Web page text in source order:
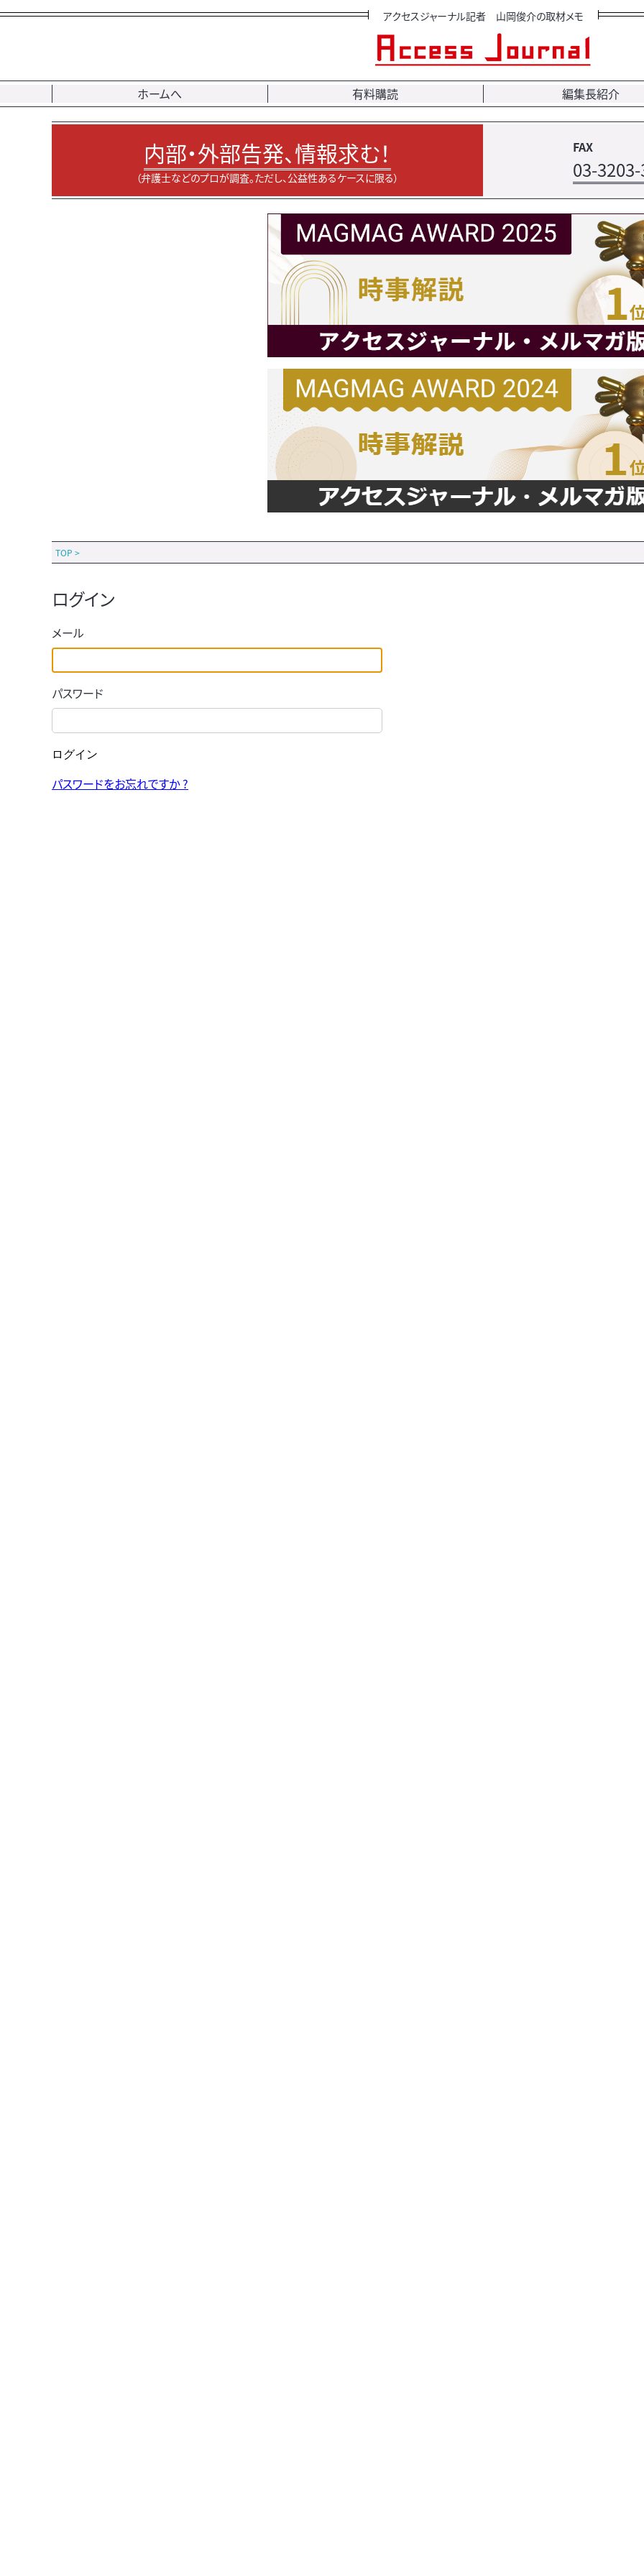
アクセスジャーナル記者 山岡俊介の取材メモ
ホームへ 有料購読 編集長紹介
内部・外部告発、情報求む！
（弁護士などのプロが調査。ただし、公益性あるケースに限る）
FAX
03-
TOP >
ログイン
メール
パスワード
ログイン
パスワードをお忘れですか ?